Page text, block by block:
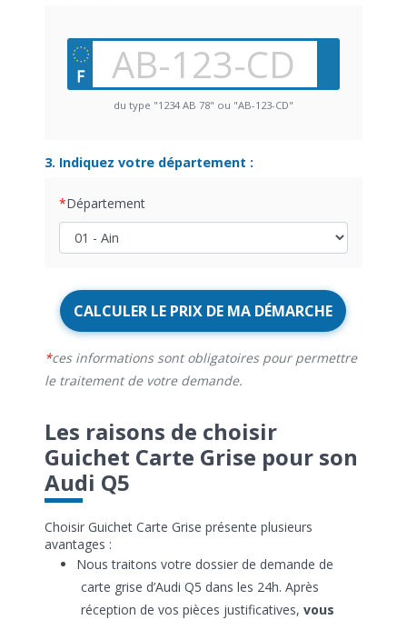
du type "1234 AB 78" ou "AB-123-CD"
3. Indiquez votre département :
Département
CALCULER LE PRIX DE MA DÉMARCHE
ces informations sont obligatoires pour permettre
le traitement de votre demande.
Les raisons de choisir
Guichet Carte Grise pour son
Audi Q5
Choisir Guichet Carte Grise présente plusieurs
avantages :
Nous traitons votre dossier de demande de
carte grise d’Audi Q5 dans les 24h. Après
réception de vos pièces justificatives, vous